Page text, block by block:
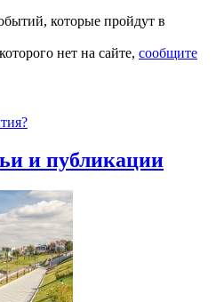
которые пройдут в
нет на сайте, сообщите
и публикации